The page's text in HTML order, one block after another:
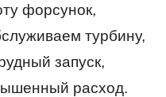
форсунок,
турбину,
запуск,
расход.